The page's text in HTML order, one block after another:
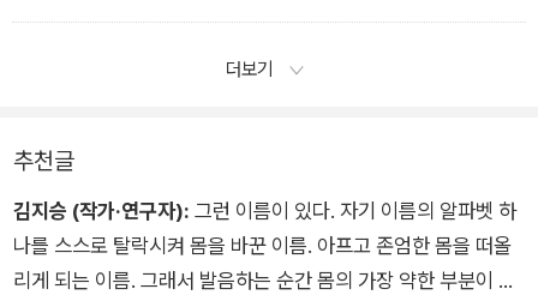
서 이렇게 말했고, 그때는 조너선이 열세 살쯤 됐을 때였다.
더보기
추천글
김지승 (작가·연구자): 그런 이름이 있다. 자기 이름의 알파벳 하
나를 스스로 탈락시켜 몸을 바꾼 이름. 아프고 존엄한 몸을 떠올
리게 되는 이름. 그래서 발음하는 순간 몸의 가장 약한 부분이 반